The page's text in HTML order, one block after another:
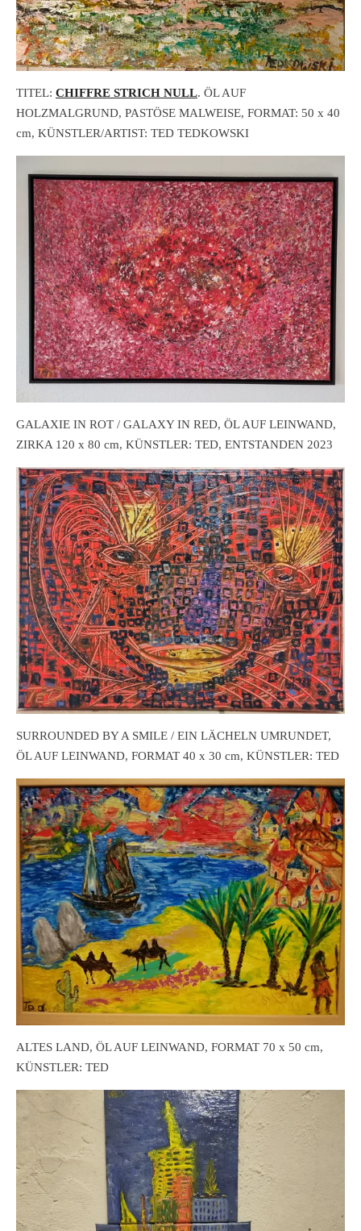
TITEL: CHIFFRE STRICH NULL. ÖL AUF
HOLZMALGRUND, PASTÖSE MALWEISE, FORMAT: 50 x 40
cm, KÜNSTLER/ARTIST: TED TEDKOWSKI
GALAXIE IN ROT / GALAXY IN RED, ÖL AUF LEINWAND,
ZIRKA 120 x 80 cm, KÜNSTLER: TED, ENTSTANDEN 2023
SURROUNDED BY A SMILE / EIN LÄCHELN UMRUNDET,
ÖL AUF LEINWAND, FORMAT 40 x 30 cm, KÜNSTLER: TED
ALTES LAND, ÖL AUF LEINWAND, FORMAT 70 x 50 cm,
KÜNSTLER: TED